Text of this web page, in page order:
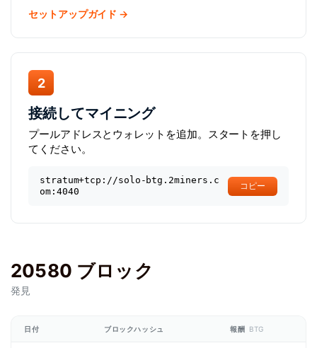
セットアップガイド →
2
接続してマイニング
プールアドレスとウォレットを追加。スタートを押し
てください。
stratum+tcp://solo-btg.2miners.c
om:4040
コピー
20580 ブロック
発見
日付 ブロックハッシュ 報酬 BTG